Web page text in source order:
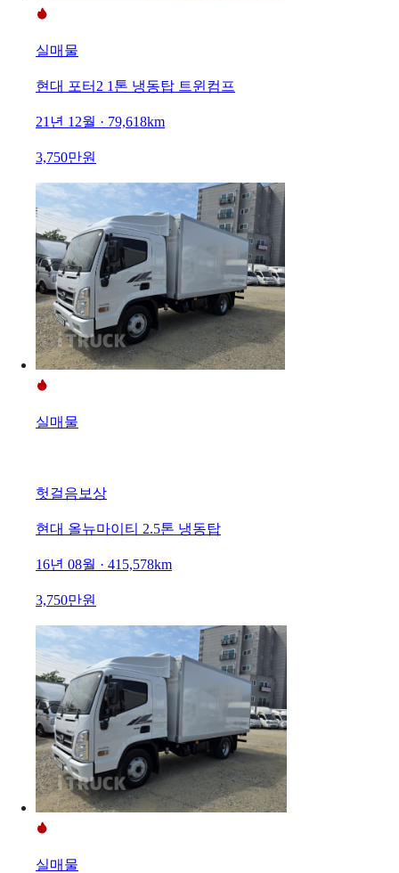
실매물
현대 포터2 1톤 냉동탑 트윈컴프
21년 12월 · 79,618km
3,750만원
실매물
헛걸음보상
현대 올뉴마이티 2.5톤 냉동탑
16년 08월 · 415,578km
3,750만원
실매물